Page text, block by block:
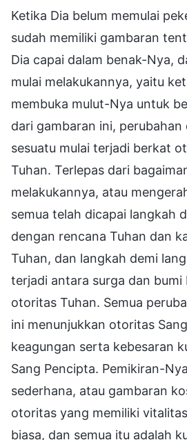
Ketika Dia belum memulai
sudah memiliki gambaran
Dia capai dalam benak-Nya,
mulai melakukannya, yaitu
membuka mulut-Nya untuk
dari gambaran ini, perubahan
sesuatu mulai terjadi berkat
Tuhan. Terlepas dari
melakukannya, atau
semua telah dicapai langkah
dengan rencana Tuhan dan
Tuhan, dan langkah demi
terjadi antara surga dan
otoritas Tuhan. Semua
ini menunjukkan otoritas
keagungan serta kebesaran
Sang Pencipta. Pemikiran-
sederhana, atau gambaran
otoritas yang memiliki
biasa, dan semua itu adalah